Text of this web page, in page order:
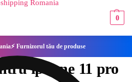
0
Furnizorul tău de produse
iphone 11 pro